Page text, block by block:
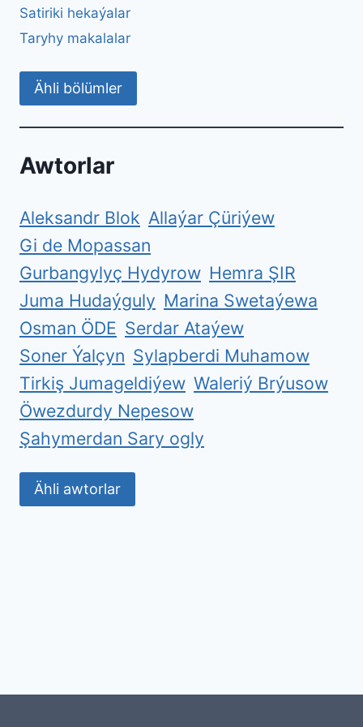
Satiriki hekaýalar
Taryhy makalalar
Ähli bölümler
Awtorlar
Aleksandr Blok Allaýar Çüriýew
Gi de Mopassan
Gurbangylyç Hydyrow Hemra ŞIR
Juma Hudaýguly Marina Swetaýewa
Osman ÖDE Serdar Ataýew
Soner Ýalçyn Sylapberdi Muhamow
Tirkiş Jumageldiýew Waleriý Brýusow
Öwezdurdy Nepesow
Şahymerdan Sary ogly
Ähli awtorlar